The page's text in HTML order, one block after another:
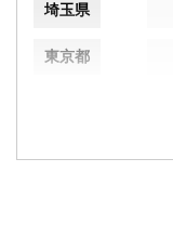
埼玉県
東京都